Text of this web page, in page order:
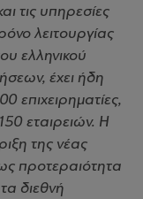
τις υπηρεσίες
λειτουργίας
ελληνικού
έχει ήδη
επιχειρηματίες,
εταιρειών. Η
της νέας
ως προτεραιότητα
διεθνή